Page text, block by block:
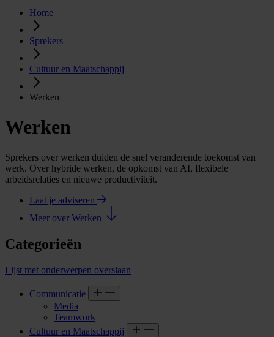
Home
Sprekers
Cultuur en Maatschappij
Werken
Werken
Sprekers over werken duiden de snel veranderende toekomst van
werk. Over hybride werken, de opkomst van AI, flexibele
arbeidsrelaties en nieuwe productiviteit.
Laat je adviseren
Meer over Werken
Categorieën
Lijst met onderwerpen overslaan
Communicatie
Media
Teamwork
Cultuur en Maatschappij